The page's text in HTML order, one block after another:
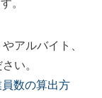
。
アルバイト、
い。
員数の算出方